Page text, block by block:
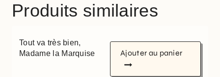
Produits similaires
Tout va très bien,
Madame la Marquise
Ajouter au panier